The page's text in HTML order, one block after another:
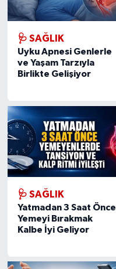
🩺 SAĞLIK
Uyku Apnesi Genlerle
ve Yaşam Tarzıyla
Birlikte Gelişiyor
🩺 SAĞLIK
Yatmadan 3 Saat Önce
Yemeyi Bırakmak
Kalbe İyi Geliyor